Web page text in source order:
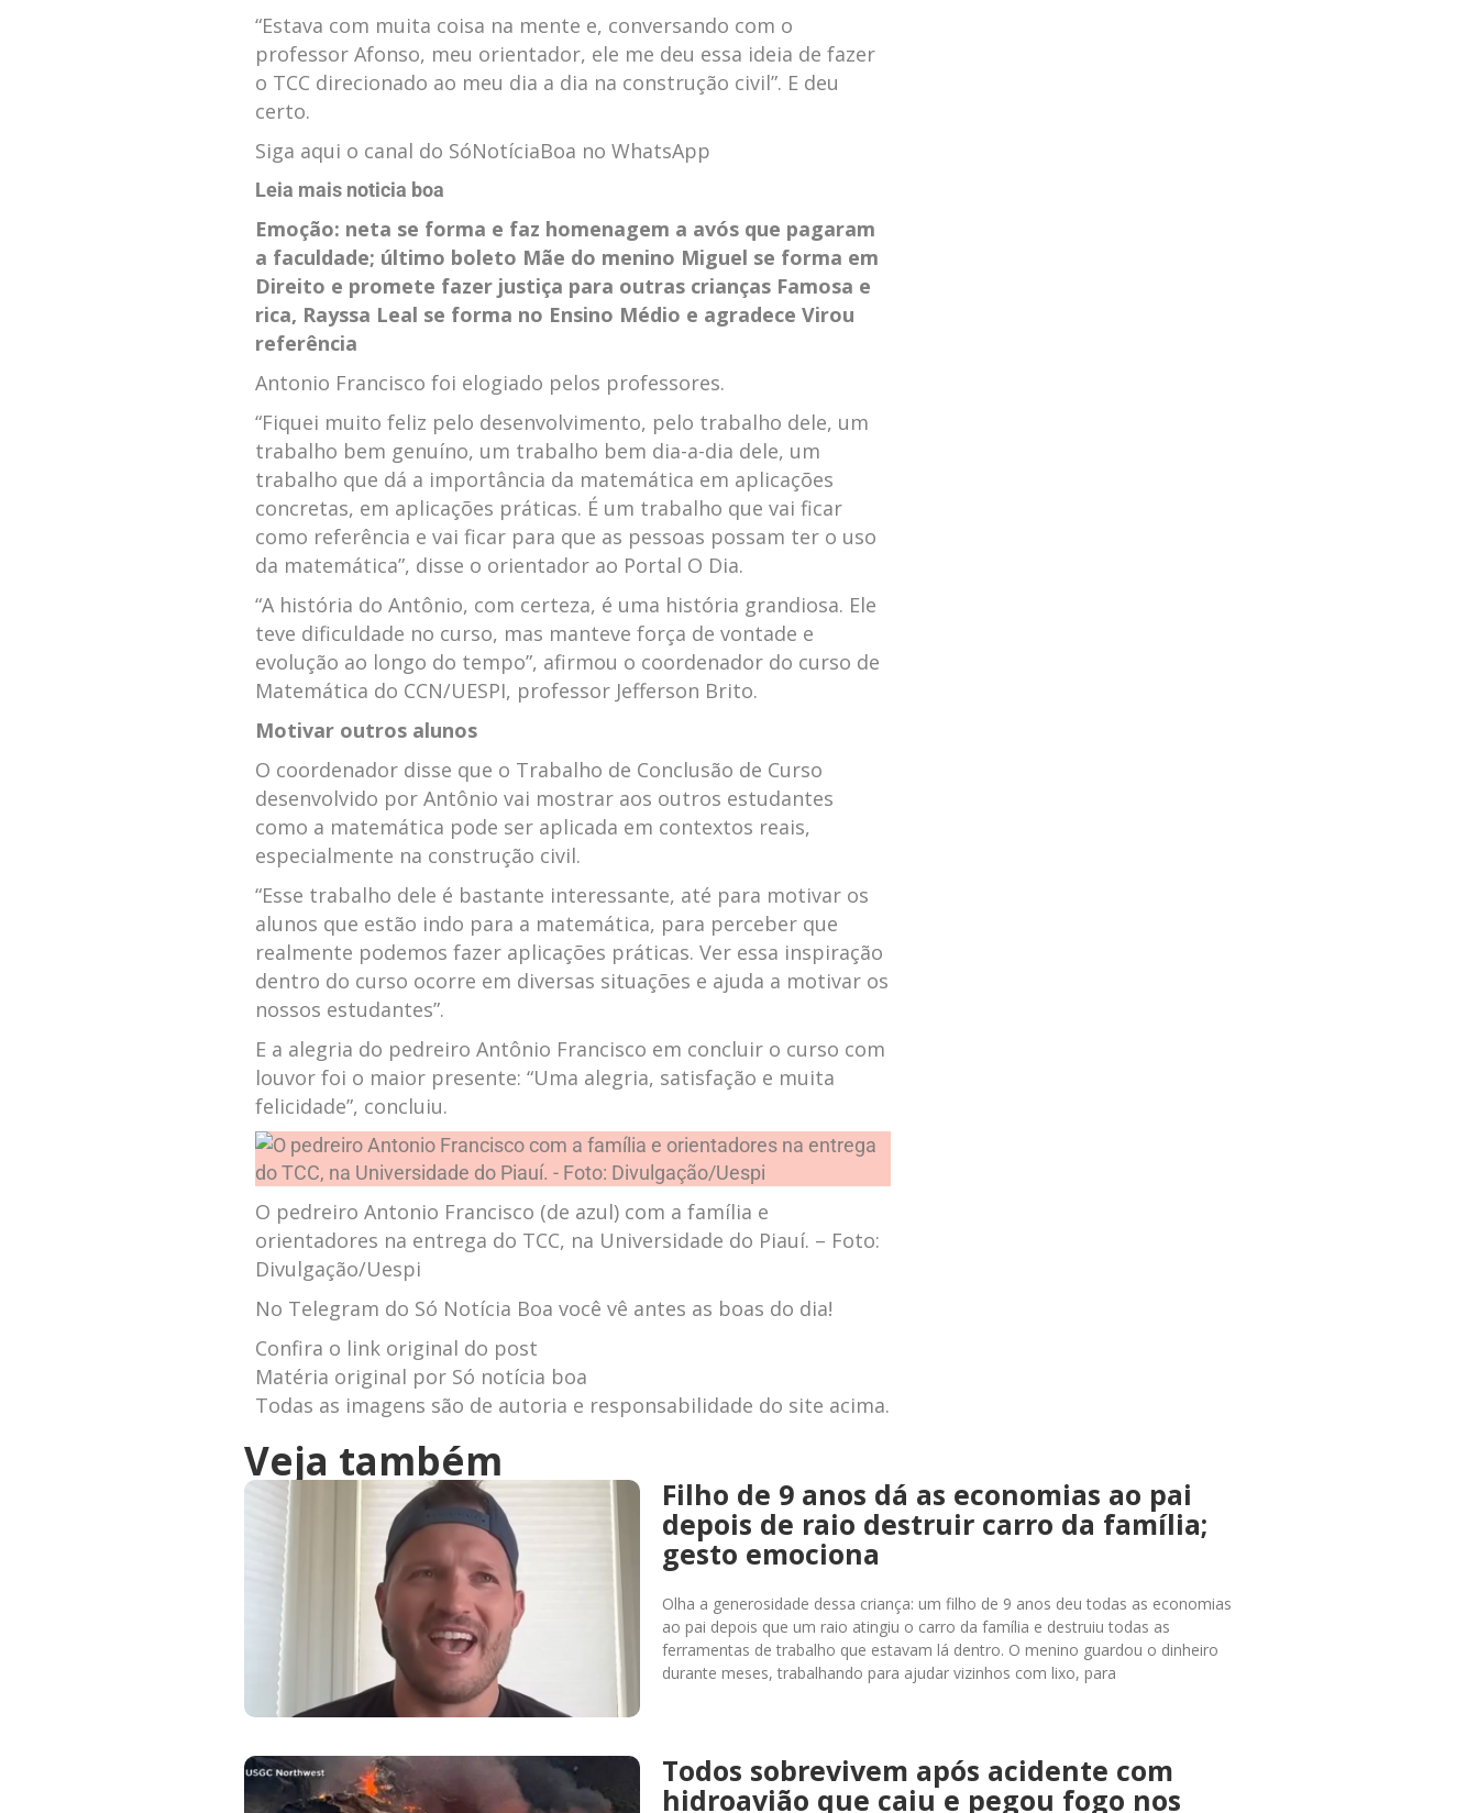
“Estava com muita coisa na mente e, conversando com o
professor Afonso, meu orientador, ele me deu essa ideia de fazer
o TCC direcionado ao meu dia a dia na construção civil”. E deu
certo.
Siga aqui o canal do SóNotíciaBoa no WhatsApp
Leia mais noticia boa
Emoção: neta se forma e faz homenagem a avós que pagaram
a faculdade; último boleto Mãe do menino Miguel se forma em
Direito e promete fazer justiça para outras crianças Famosa e
rica, Rayssa Leal se forma no Ensino Médio e agradece Virou
referência
Antonio Francisco foi elogiado pelos professores.
“Fiquei muito feliz pelo desenvolvimento, pelo trabalho dele, um
trabalho bem genuíno, um trabalho bem dia-a-dia dele, um
trabalho que dá a importância da matemática em aplicações
concretas, em aplicações práticas. É um trabalho que vai ficar
como referência e vai ficar para que as pessoas possam ter o uso
da matemática”, disse o orientador ao Portal O Dia.
“A história do Antônio, com certeza, é uma história grandiosa. Ele
teve dificuldade no curso, mas manteve força de vontade e
evolução ao longo do tempo”, afirmou o coordenador do curso de
Matemática do CCN/UESPI, professor Jefferson Brito.
Motivar outros alunos
O coordenador disse que o Trabalho de Conclusão de Curso
desenvolvido por Antônio vai mostrar aos outros estudantes
como a matemática pode ser aplicada em contextos reais,
especialmente na construção civil.
“Esse trabalho dele é bastante interessante, até para motivar os
alunos que estão indo para a matemática, para perceber que
realmente podemos fazer aplicações práticas. Ver essa inspiração
dentro do curso ocorre em diversas situações e ajuda a motivar os
nossos estudantes”.
E a alegria do pedreiro Antônio Francisco em concluir o curso com
louvor foi o maior presente: “Uma alegria, satisfação e muita
felicidade”, concluiu.
O pedreiro Antonio Francisco (de azul) com a família e
orientadores na entrega do TCC, na Universidade do Piauí. – Foto:
Divulgação/Uespi
No Telegram do Só Notícia Boa você vê antes as boas do dia!
Confira o link original do post
Matéria original por Só notícia boa
Todas as imagens são de autoria e responsabilidade do site acima.
Veja também
Filho de 9 anos dá as economias ao pai
depois de raio destruir carro da família;
gesto emociona
Olha a generosidade dessa criança: um filho de 9 anos deu todas as economias
ao pai depois que um raio atingiu o carro da família e destruiu todas as
ferramentas de trabalho que estavam lá dentro. O menino guardou o dinheiro
durante meses, trabalhando para ajudar vizinhos com lixo, para
Todos sobrevivem após acidente com
hidroavião que caiu e pegou fogo nos